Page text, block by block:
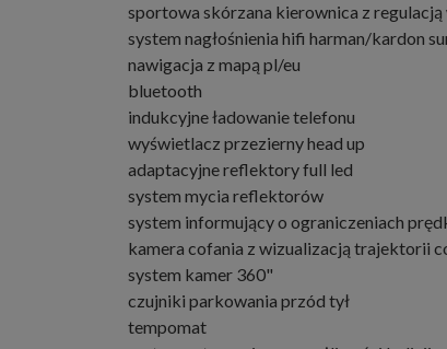
sportowa skórzana kierownica z regulacją
system nagłośnienia hifi harman/kardon
nawigacja z mapą pl/eu
bluetooth
indukcyjne ładowanie telefonu
wyświetlacz przezierny head up
adaptacyjne reflektory full led
system mycia reflektorów
system informujący o ograniczeniach
kamera cofania z wizualizacją trajektorii
system kamer 360"
czujniki parkowania przód tył
tempomat